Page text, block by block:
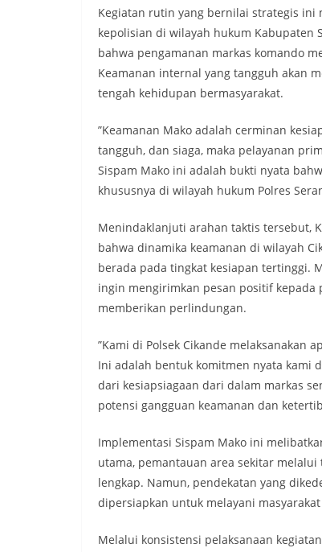
​Kegiatan rutin yang bernilai strategis
kepolisian di wilayah hukum Kabupaten
bahwa pengamanan markas komando
Keamanan internal yang tangguh akan
tengah kehidupan bermasyarakat.
​”Keamanan Mako adalah cerminan
tangguh, dan siaga, maka pelayanan
Sispam Mako ini adalah bukti nyata
khususnya di wilayah hukum Polres
​Menindaklanjuti arahan taktis tersebut,
bahwa dinamika keamanan di wilayah
berada pada tingkat kesiapan tertinggi.
ingin mengirimkan pesan positif
memberikan perlindungan.
​”Kami di Polsek Cikande melaksanakan
Ini adalah bentuk komitmen nyata kami
dari kesiapsiagaan dari dalam markas
potensi gangguan keamanan dan
​Implementasi Sispam Mako ini
utama, pemantauan area sekitar
lengkap. Namun, pendekatan yang
dipersiapkan untuk melayani
​Melalui konsistensi pelaksanaan